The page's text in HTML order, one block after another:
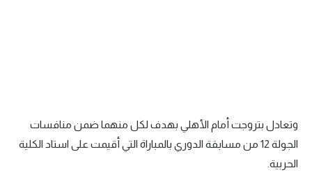
سعودي في الجول
الدوري الإنجليزي
وتعادل بتروجت أمام الأهلي بهدف لكل منهما ضمن منافسات
الجولة 12 من مسابقة الدوري بالمباراة التي أقيمت على استاد الكلية
الحربية.